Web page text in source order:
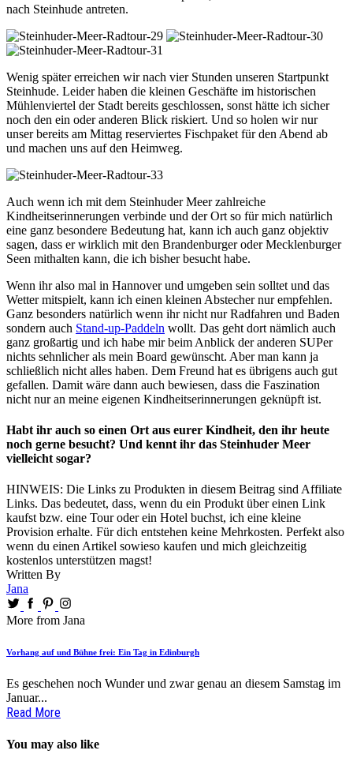
nach Steinhude antreten.
Wenig später erreichen wir nach vier Stunden unseren Startpunkt
Steinhude. Leider haben die kleinen Geschäfte im historischen
Mühlenviertel der Stadt bereits geschlossen, sonst hätte ich sicher
noch den ein oder anderen Blick riskiert. Und so holen wir nur
unser bereits am Mittag reserviertes Fischpaket für den Abend ab
und machen uns auf den Heimweg.
Auch wenn ich mit dem Steinhuder Meer zahlreiche
Kindheitserinnerungen verbinde und der Ort so für mich natürlich
eine ganz besondere Bedeutung hat, kann ich auch ganz objektiv
sagen, dass er wirklich mit den Brandenburger oder Mecklenburger
Seen mithalten kann, die ich bisher besucht habe.
Wenn ihr also mal in Hannover und umgeben sein solltet und das
Wetter mitspielt, kann ich einen kleinen Abstecher nur empfehlen.
Ganz besonders natürlich wenn ihr nicht nur Radfahren und Baden
sondern auch Stand-up-Paddeln wollt. Das geht dort nämlich auch
ganz großartig und ich habe mir beim Anblick der anderen SUPer
nichts sehnlicher als mein Board gewünscht. Aber man kann ja
schließlich nicht alles haben. Dem Freund hat es übrigens auch gut
gefallen. Damit wäre dann auch bewiesen, dass die Faszination
nicht nur an meine eigenen Kindheitserinnerungen geknüpft ist.
Habt ihr auch so einen Ort aus eurer Kindheit, den ihr heute
noch gerne besucht? Und kennt ihr das Steinhuder Meer
vielleicht sogar?
HINWEIS: Die Links zu Produkten in diesem Beitrag sind Affiliate
Links. Das bedeutet, dass, wenn du ein Produkt über einen Link
kaufst bzw. eine Tour oder ein Hotel buchst, ich eine kleine
Provision erhalte. Für dich entstehen keine Mehrkosten. Perfekt also
wenn du einen Artikel sowieso kaufen und mich gleichzeitig
kostenlos unterstützen magst!
Written By
Jana
More from Jana
Vorhang auf und Bühne frei: Ein Tag in Edinburgh
Es geschehen noch Wunder und zwar genau an diesem Samstag im
Januar...
Read More
You may also like